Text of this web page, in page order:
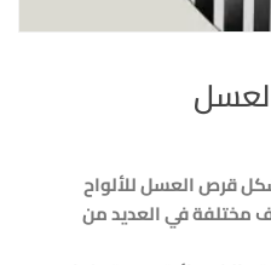
قرص العسل للألواح
مختلفة في العديد من